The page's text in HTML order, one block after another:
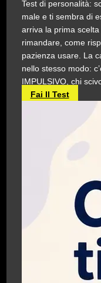
Test di personalità:
male e ti sembra di
arriva la prima
rimandare, come
pazienza usare. La
nello stesso modo:
IMPULSIVO, chi
Fai Il Test